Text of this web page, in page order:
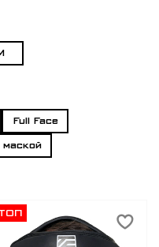
Full Face
маской